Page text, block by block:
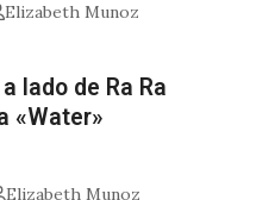
Elizabeth Munoz
lado de Ra Ra
«Water»
Elizabeth Munoz